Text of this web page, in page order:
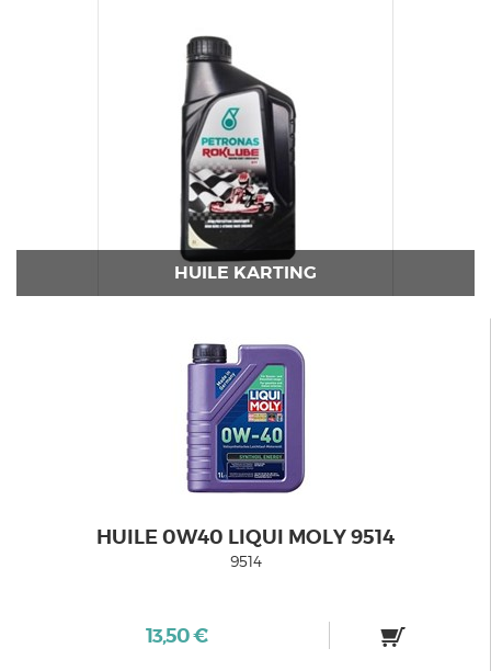
HUILE KARTING
HUILE 0W40 LIQUI MOLY 9514
9514
13,50 €